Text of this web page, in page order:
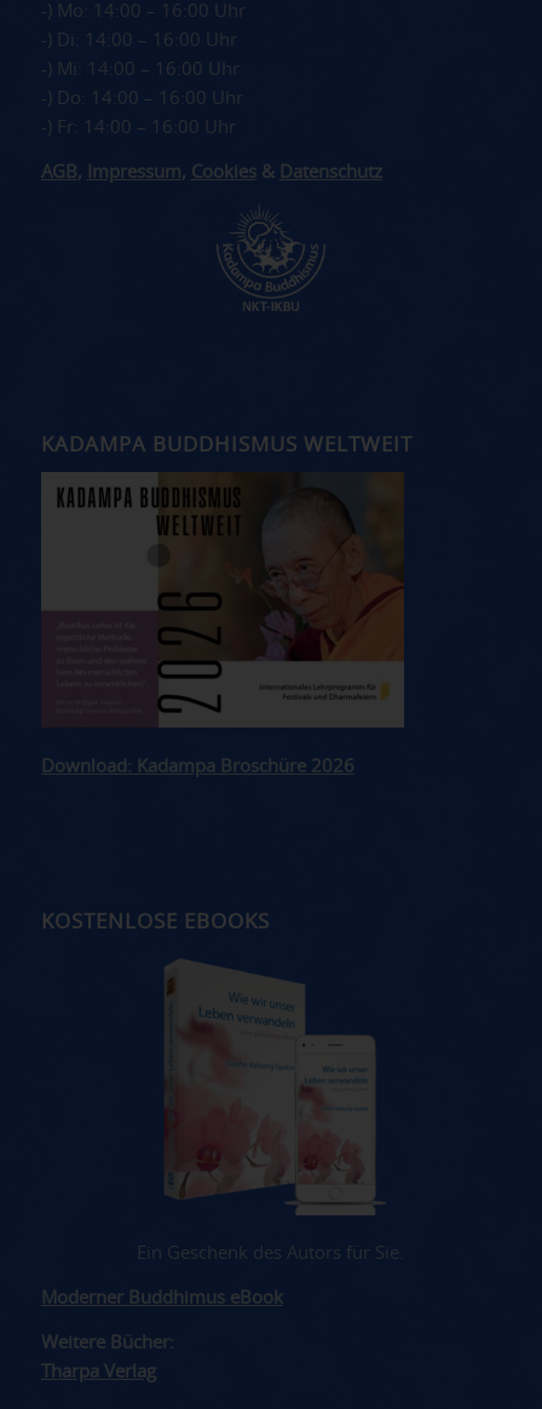
-) Mo: 14:00 – 16:00 Uhr
-) Di: 14:00 – 16:00 Uhr
-) Mi: 14:00 – 16:00 Uhr
-) Do: 14:00 – 16:00 Uhr
-) Fr: 14:00 – 16:00 Uhr
AGB , Impressum, Cookies& Datenschutz
KADAMPA BUDDHISMUS WELTWEIT
Download: Kadampa Broschüre 2026
KOSTENLOSE EBOOKS
Ein Geschenk des Autors für Sie.
Moderner Buddhimus eBook
Weitere Bücher:
Tharpa Verlag